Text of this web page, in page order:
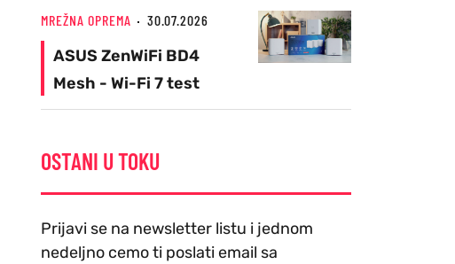
MREŽNA OPREMA 30.07.2026
ASUS ZenWiFi BD4
Mesh - Wi-Fi 7 test
OSTANI U TOKU
Prijavi se na newsletter listu i jednom
nedeljno cemo ti poslati email sa